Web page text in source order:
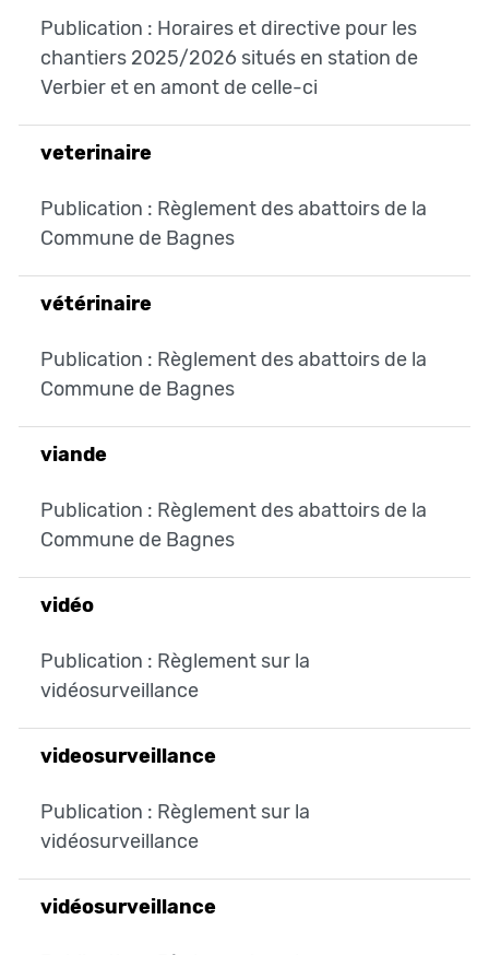
Publication : Horaires et directive pour les
chantiers 2025/2026 situés en station de
Verbier et en amont de celle-ci
veterinaire
Publication : Règlement des abattoirs de la
Commune de Bagnes
vétérinaire
Publication : Règlement des abattoirs de la
Commune de Bagnes
viande
Publication : Règlement des abattoirs de la
Commune de Bagnes
vidéo
Publication : Règlement sur la
vidéosurveillance
videosurveillance
Publication : Règlement sur la
vidéosurveillance
vidéosurveillance